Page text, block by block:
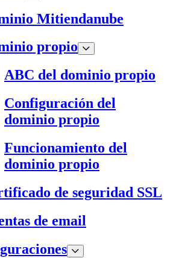
Mitiendanube
propio
ABC del dominio propio
Configuración del
dominio propio
Funcionamiento del
dominio propio
de seguridad SSL
de email